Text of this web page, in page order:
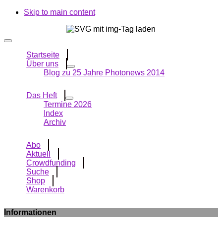
Skip to main content
Startseite
Über uns
Blog zu 25 Jahre Photonews 2014
Das Heft
Termine 2026
Index
Archiv
Abo
Aktuell
Crowdfunding
Suche
Shop
Warenkorb
Informationen